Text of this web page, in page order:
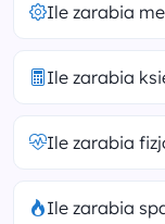
Ile zarabia
Ile zarabia
Ile zarabia
Ile zarabia